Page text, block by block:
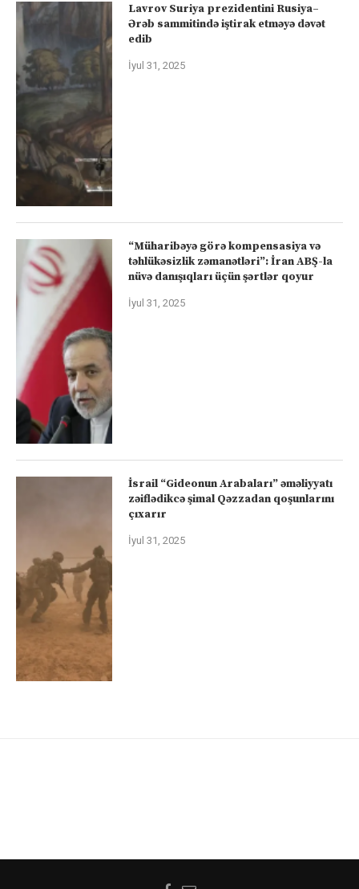
Lavrov Suriya prezidentini Rusiya–
Ərəb sammitində iştirak etməyə dəvət
edib
İyul 31, 2025
“Müharibəyə görə kompensasiya və
təhlükəsizlik zəmanətləri”: İran ABŞ-la
nüvə danışıqları üçün şərtlər qoyur
İyul 31, 2025
İsrail “Gideonun Arabaları” əməliyyatı
zəiflədikcə şimal Qəzzadan qoşunlarını
çıxarır
İyul 31, 2025